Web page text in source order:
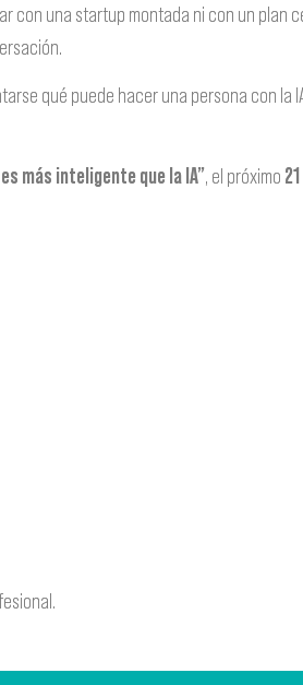
con una startup montada ni con un plan
qué puede hacer una persona con la
más inteligente que la IA”, el próximo